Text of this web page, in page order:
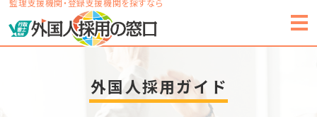
監理支援機関・登録支援機関を探すなら
外国人採用ガイド